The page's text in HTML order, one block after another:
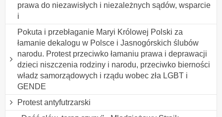
prawa do niezawisłych i niezależnych sądów, wsparcie
i
Pokuta i przebłaganie Maryi Królowej Polski za
łamanie dekalogu w Polsce i Jasnogórskich ślubów
narodu. Protest przeciwko łamaniu prawa i deprawacji
dzieci niszczenia rodziny i narodu, przeciwko bierności
władz samorządowych i rządu wobec zła LGBT i
GENDE
Protest antyfutrzarski